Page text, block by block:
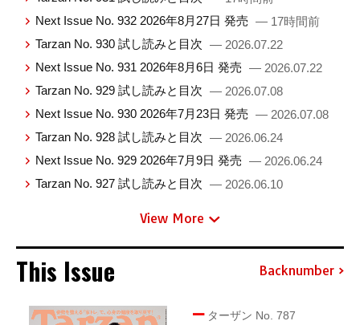
Next Issue No. 932 2026年8月27日 発売 — 17時間前
Tarzan No. 930 試し読みと目次 — 2026.07.22
Next Issue No. 931 2026年8月6日 発売 — 2026.07.22
Tarzan No. 929 試し読みと目次 — 2026.07.08
Next Issue No. 930 2026年7月23日 発売 — 2026.07.08
Tarzan No. 928 試し読みと目次 — 2026.06.24
Next Issue No. 929 2026年7月9日 発売 — 2026.06.24
Tarzan No. 927 試し読みと目次 — 2026.06.10
View More
This Issue Backnumber
ターザン No. 787